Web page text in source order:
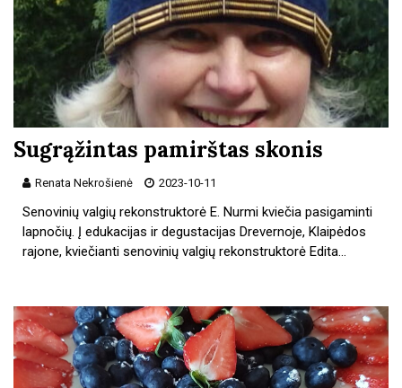
Sugrąžintas pamirštas skonis
Renata Nekrošienė 2023-10-11
Senovinių valgių rekonstruktorė E. Nurmi kviečia pasigaminti
lapnočių. Į edukacijas ir degustacijas Drevernoje, Klaipėdos
rajone, kviečianti senovinių valgių rekonstruktorė Edita…